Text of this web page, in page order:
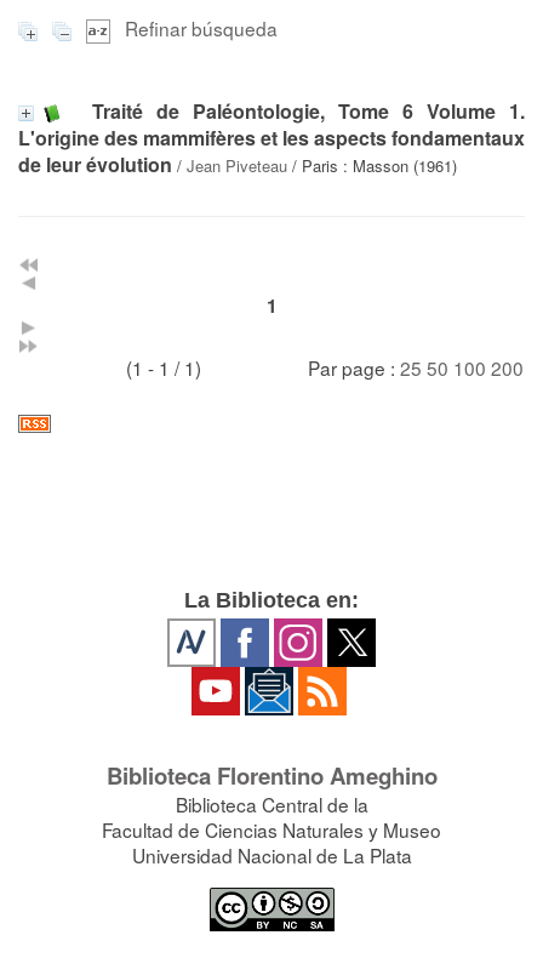
Refinar búsqueda
Traité de Paléontologie, Tome 6 Volume 1.
L'origine des mammifères et les aspects fondamentaux
de leur évolution / Jean Piveteau / Paris : Masson (1961)
1
(1 - 1 / 1) Par page : 25 50 100 200
La Biblioteca en:
Biblioteca Florentino Ameghino
Biblioteca Central de la
Facultad de Ciencias Naturales y Museo
Universidad Nacional de La Plata